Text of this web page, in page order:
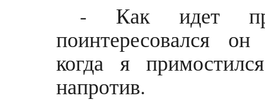
- Как идет
поинтересовался
когда я
напротив.